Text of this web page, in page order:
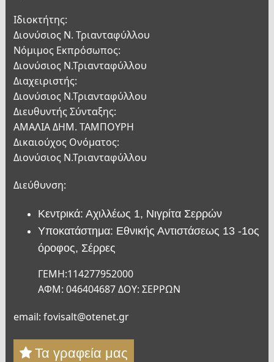
Ιδιοκτήτης:
Διονύσιος Ν. Τριανταφύλλου
Νόμιμος Εκπρόσωπος:
Διονύσιος Ν.Τριανταφύλλου
Διαχειριστής:
Διονύσιος Ν.Τριανταφύλλου
Διευθυντής Σύνταξης:
ΑΜΑΛΙΑ ΔΗΜ. ΤΑΜΠΟΥΡΗ
Δικαιούχος Ονόματος:
Διονύσιος Ν.Τριανταφύλλου
Διεύθυνση:
Κεντρικά: Αχιλλέως 1, Νιγρίτα Σερρών
Υποκατάστημα: Εθνικής Αντιστάσεως 13 -1ος
όροφος, Σέρρες
ΓΕΜΗ:114277952000
ΑΦΜ: 046404687 ΔΟΥ: ΣΕΡΡΩΝ
email: fovisalt@otenet.gr
Τα γραφεία μας